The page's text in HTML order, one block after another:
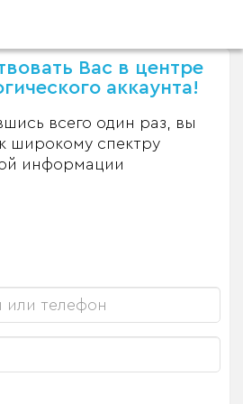
Вас в центре
аккаунта!
всего один раз, вы
широкому спектру
информации